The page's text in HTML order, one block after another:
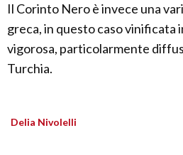
Il Corinto Nero è invece una
greca, in questo caso vinificata
vigorosa, particolarmente
Turchia.
Delia Nivolelli